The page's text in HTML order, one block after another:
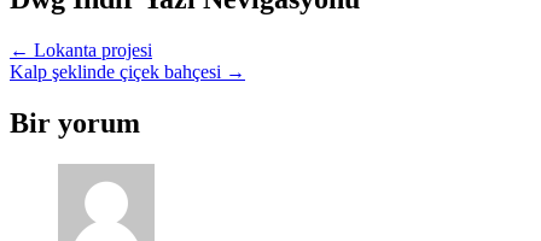
← Lokanta projesi
Kalp şeklinde çiçek bahçesi →
Bir yorum